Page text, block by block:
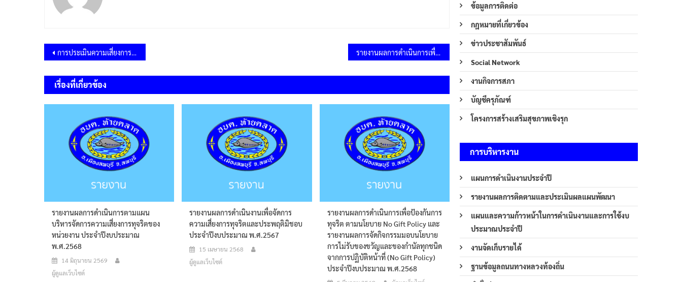
แนะแนว
เรื่อง
การประเมินความเสี่ยงการทุจริตในประเด็นที่เกี่ยวข้องกับสินบน ประจำปีงบประมาณ พ.ศ.2567 รายงานผลการดำเนินการเพื่อส่งเสริมคุณธรรมและความโปร่งใสภายในหน่วยงาน ประจำปีงบประมาณ พ.ศ.2566
เรื่องที่เกี่ยวข้อง
รายงานผลการดำเนินการตามแผน
บริหารจัดการความเสี่ยงการทุจริตของ
หน่วยงาน ประจำปีงบประมาณ
พ.ศ.2568
14 มิถุนายน 2569
ผู้ดูแลเว็บไซต์
รายงานผลการดำเนินงานเพื่อจัดการ
ความเสี่ยงการทุจริตและประพฤติมิชอบ
ประจำปีงบประมาณ พ.ศ.2567
15 เมษายน 2568
ผู้ดูแลเว็บไซต์
รายงานผลการดำเนินการเพื่อป้องกันการ
ทุจริต ตามนโยบาย No Gift Policy และ
รายงานผลการจัดกิจกรรมมอบนโยบาย
การไม่รับของขวัญและของกำนัลทุกชนิด
จากการปฏิบัติหน้าที่ (No Gift Policy)
ประจำปีงบประมาณ พ.ศ.2568
ข้อมูลการติดต่อ
กฎหมายที่เกี่ยวข้อง
ข่าวประชาสัมพันธ์
Social Network
งานกิจการสภา
บัญชีครุภัณฑ์
โครงการสร้างเสริมสุขภาพเชิงรุก
การบริหารงาน
แผนการดำเนินงานประจำปี
รายงานผลการติดตามและประเมินผลแผนพัฒนา
แผนและความก้าวหน้าในการดำเนินงานและการใช้งบ
ประมาณประจำปี
งานจัดเก็บรายได้
ฐานข้อมูลถนนทางหลวงท้องถิ่น